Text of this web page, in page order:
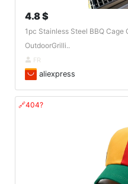
4.8 $
1pc Stainless Steel BBQ Cage
OutdoorGrilli..
FR
aliexpress
🔗404?